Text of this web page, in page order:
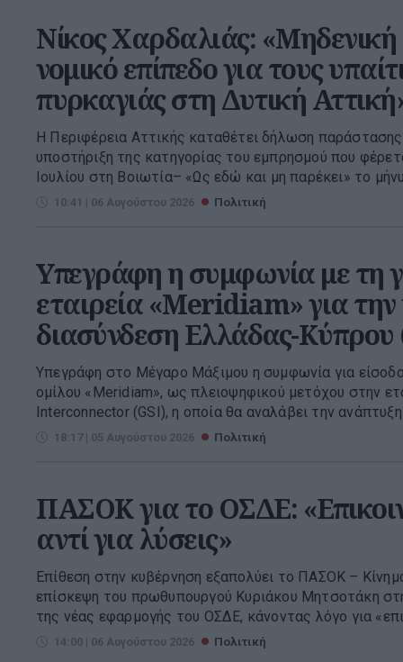
Νίκος Χαρδαλιάς: «Μηδενική
νομικό επίπεδο για τους
πυρκαγιάς στη Δυτική
Η Περιφέρεια Αττικής καταθέτει δήλωση
υποστήριξη της κατηγορίας του εμπρησμού που
Ιουλίου στη Βοιωτία– «Ως εδώ και μη παρέκει» το
10:41 | 06 Αυγούστου 2026 Πολιτική
Υπεγράφη η συμφωνία με τη
εταιρεία «Meridiam» για την
διασύνδεση Ελλάδας-
Υπεγράφη στο Μέγαρο Μάξιμου η συμφωνία για
ομίλου «Meridiam», ως πλειοψηφικού μετόχου στην
Interconnector (GSI), η οποία θα αναλάβει την
18:17 | 05 Αυγούστου 2026 Πολιτική
ΠΑΣΟΚ για το ΟΣΔΕ:
αντί για λύσεις»
Επίθεση στην κυβέρνηση εξαπολύει το ΠΑΣΟΚ –
επίσκεψη του πρωθυπουργού Κυριάκου Μητσοτάκη
της νέας εφαρμογής του ΟΣΔΕ, κάνοντας λόγο για
14:00 | 06 Αυγούστου 2026 Πολιτική